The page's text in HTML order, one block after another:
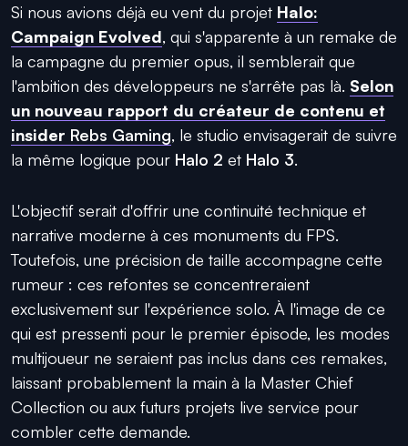
Si nous avions déjà eu vent du projet Halo:
Campaign Evolved, qui s'apparente à un remake de
la campagne du premier opus, il semblerait que
l'ambition des développeurs ne s'arrête pas là. Selon
un nouveau rapport du créateur de contenu et
insider Rebs Gaming, le studio envisagerait de suivre
la même logique pour Halo 2 et Halo 3.
L'objectif serait d'offrir une continuité technique et
narrative moderne à ces monuments du FPS.
Toutefois, une précision de taille accompagne cette
rumeur : ces refontes se concentreraient
exclusivement sur l'expérience solo. À l'image de ce
qui est pressenti pour le premier épisode, les modes
multijoueur ne seraient pas inclus dans ces remakes,
laissant probablement la main à la Master Chief
Collection ou aux futurs projets live service pour
combler cette demande.